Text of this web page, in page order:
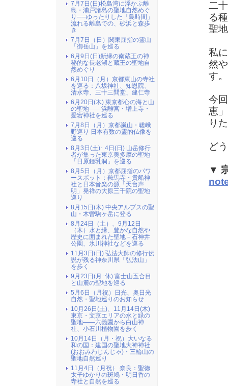
二
る
聖
私
然
す。
今
恵
り
ど
▼
7月7日(日)松島湾に浮かぶ離
島・浦戸諸島の聖地自然めぐ
り──ゆったりした「島時間」
流れる離島での、砂浜と森歩
き
7月7日（日）関東屈指の霊山
「御岳山」を巡る
6月9日(日)新緑の南蔵王の神
秘的な長老湖と蔵王の聖地自
然めぐり
6月10日（月）京都東山の寺社
を巡る：八坂神社、知恩院、
清水寺、三十三間堂、建仁寺
6月20日(木) 東京都心の海と山
の聖地――浜離宮・増上寺・
愛宕神社を巡る
7月8日（月）京都嵐山・嵯峨
野巡り 日本有数の霊的仏像を
巡る
8月3日(土)･ 4日(日) 山岳修行
者が集った東京奥多摩の聖地
「日原鍾乳洞」を巡る
8月5日（月）京都屈指のパワ
ースポット：鞍馬寺・貴船神
社と日本音楽の源「天台声
明」発祥の大原三千院の聖地
巡り
8月15日(木) 中央アルプスの聖
山・木曽駒ヶ岳に登る
8月24日（土）、9月12日
（木）水と緑、豊かな自然や
歴史に囲まれた聖地－石神井
公園、氷川神社などを巡る
11月3日(日) 弘法大師の修行伝
説が残る神奈川県「弘法山」
を歩く
9月23日(月･休) 富士山五合目
と山麓の聖地を巡る
5月6日（月祝）日光、奥日光
自然・聖地巡りのお知らせ
10月26日(土)、11月14日(木)
東京・文京エリアの水と緑の
聖地――六義園から白山神
社、小石川植物園を歩く
10月14日（月・祝）大いなる
和の国：建国の聖地大神神社
(おおみわじんじゃ)・三輪山の
聖地自然巡り
11月4日（月祝） 奈良：聖徳
太子ゆかりの斑鳩・明日香の
寺社と自然を巡る